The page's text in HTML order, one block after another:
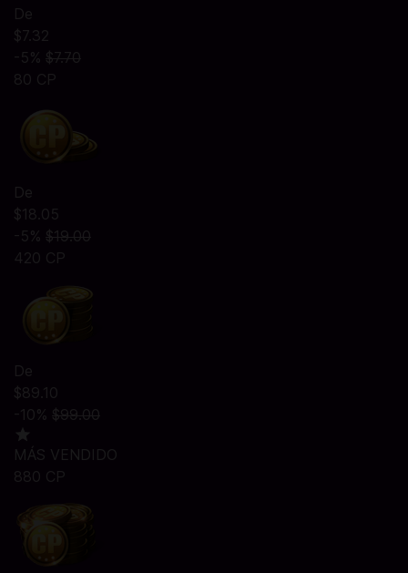
De
$7.32
-5% $7.70
80 CP
De
$18.05
-5% $19.00
420 CP
De
$89.10
-10% $99.00
MÁS VENDIDO
880 CP